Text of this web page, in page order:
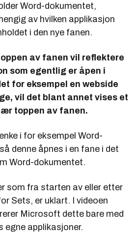
Word-dokumentet,
av hvilken applikasjon
i den nye fanen.
av fanen vil reflektere
som egentlig er åpen i
for eksempel en webside
vil det blant annet vises et
toppen av fanen.
i for eksempel Word-
denne åpnes i en fane i det
Word-dokumentet.
som fra starten av eller etter
Sets, er uklart. I videoen
Microsoft dette bare med
egne applikasjoner.